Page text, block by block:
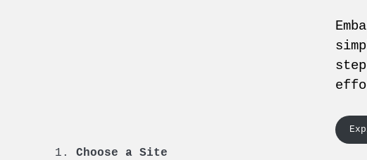
Choose a Site